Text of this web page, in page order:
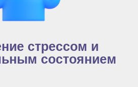
стрессом и
состоянием